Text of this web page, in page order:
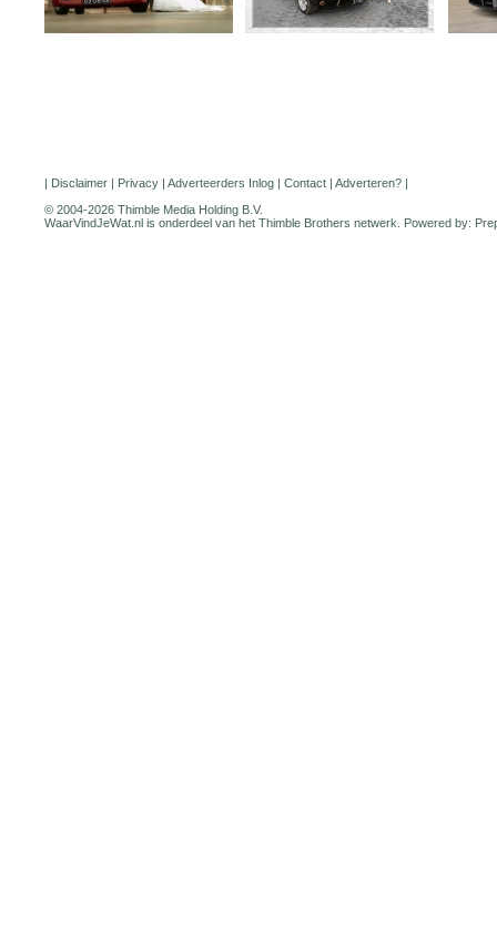
| Disclaimer | Privacy | Adverteerders Inlog | Contact | Adverteren? |
© 2004-2026 Thimble Media Holding B.V.
WaarVindJeWat.nl is onderdeel van het Thimble Brothers netwerk. Powered by: